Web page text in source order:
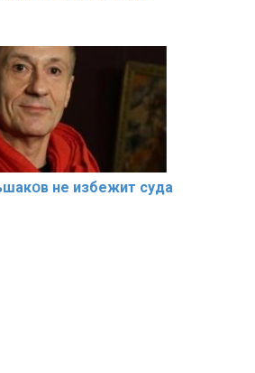
не избeжит cyдa